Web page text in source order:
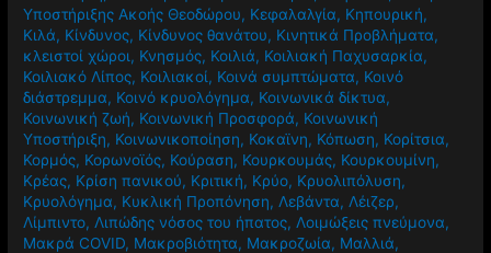
Υποστήριξης Ακοής Θεοδώρου, Κεφαλαλγία, Κηπουρική,
Κιλά, Κίνδυνος, Κίνδυνος θανάτου, Κινητικά Προβλήματα,
κλειστοί χώροι, Κνησμός, Κοιλιά, Κοιλιακή Παχυσαρκία,
Κοιλιακό Λίπος, Κοιλιακοί, Κοινά συμπτώματα, Κοινό
διάστρεμμα, Κοινό κρυολόγημα, Κοινωνικά δίκτυα,
Κοινωνική ζωή, Κοινωνική Προσφορά, Κοινωνική
Υποστήριξη, Κοινωνικοποίηση, Κοκαϊνη, Κόπωση, Κορίτσια,
Κορμός, Κορωνοϊός, Κούραση, Κουρκουμάς, Κουρκουμίνη,
Κρέας, Κρίση πανικού, Κριτική, Κρύο, Κρυολιπόλυση,
Κρυολόγημα, Κυκλική Προπόνηση, Λεβάντα, Λέιζερ,
Λίμπιντο, Λιπώδης νόσος του ήπατος, Λοιμώξεις πνεύμονα,
Μακρά COVID, Μακροβιότητα, Μακροζωία, Μαλλιά,